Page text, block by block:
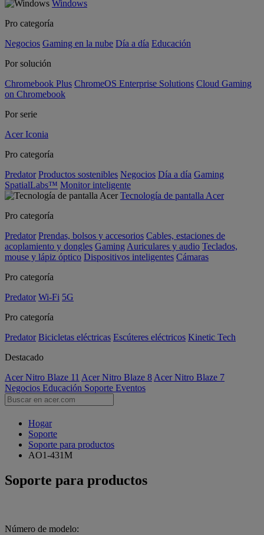
Windows
Pro categoría
Negocios Gaming en la nube Día a día Educación
Por solución
Chromebook Plus ChromeOS Enterprise Solutions Cloud Gaming
on Chromebook
Por serie
Acer Iconia
Pro categoría
Predator Productos sostenibles Negocios Día a día Gaming
SpatialLabs™ Monitor inteligente
Tecnología de pantalla Acer
Pro categoría
Predator Prendas, bolsos y accesorios Cables, estaciones de
acoplamiento y dongles Gaming Auriculares y audio Teclados,
mouse y lápiz óptico Dispositivos inteligentes Cámaras
Pro categoría
Predator Wi-Fi 5G
Pro categoría
Predator Bicicletas eléctricas Escúteres eléctricos Kinetic Tech
Destacado
Acer Nitro Blaze 11 Acer Nitro Blaze 8 Acer Nitro Blaze 7
Negocios Educación Soporte Eventos
Hogar
Soporte
Soporte para productos
AO1-431M
Soporte para productos
Número de modelo: